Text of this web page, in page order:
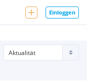
Einloggen